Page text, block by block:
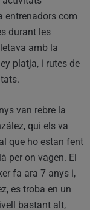
entrenadors com
durant les
amb la
platja, i rutes de
van rebre la
qui els va
que ho estan fent
per on vagen. El
fa ara 7 anys i,
es troba en un
bastant alt,